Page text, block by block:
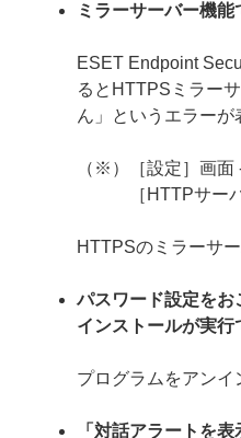
ミラーサーバー機
ESET Endpoint
るとHTTPSミラー
ん」というエラーが
（※）［設定］画
［HTTPサー
HTTPSのミラーサ
パスワード設定をお
インストールが実行
プログラムをアン
「対話アラートを